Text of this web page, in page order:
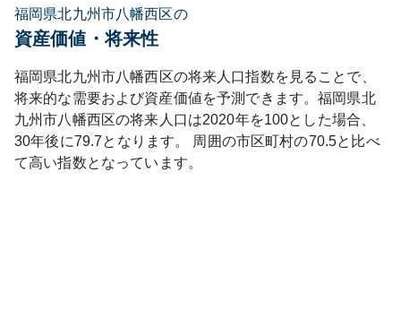
福岡県北九州市八幡西区の
資産価値・将来性
福岡県北九州市八幡西区の将来人口指数を見ることで、
将来的な需要および資産価値を予測できます。福岡県北
九州市八幡西区の将来人口は2020年を100とした場合、
30年後に79.7となります。 周囲の市区町村の70.5と比べ
て高い指数となっています。